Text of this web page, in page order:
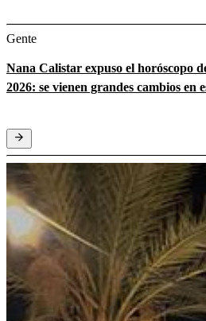
Gente
Nana Calistar expuso el horóscopo
2026: se vienen grandes cambios en